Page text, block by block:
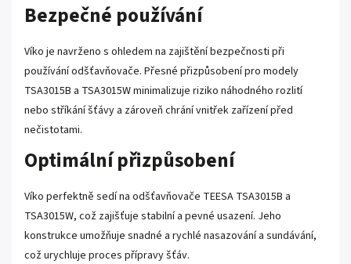
Bezpečné používání
Víko je navrženo s ohledem na zajištění bezpečnosti při
používání odšťavňovače. Přesné přizpůsobení pro modely
TSA3015B a TSA3015W minimalizuje riziko náhodného rozlití
nebo stříkání šťávy a zároveň chrání vnitřek zařízení před
nečistotami.
Optimální přizpůsobení
Víko perfektně sedí na odšťavňovače TEESA TSA3015B a
TSA3015W, což zajišťuje stabilní a pevné usazení. Jeho
konstrukce umožňuje snadné a rychlé nasazování a sundávání,
což urychluje proces přípravy šťáv.